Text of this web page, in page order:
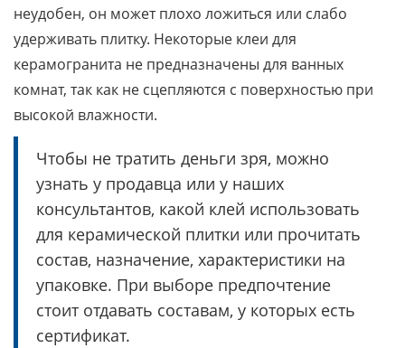
неудобен, он может плохо ложиться или слабо
удерживать плитку. Некоторые клеи для
керамогранита не предназначены для ванных
комнат, так как не сцепляются с поверхностью при
высокой влажности.
Чтобы не тратить деньги зря, можно
узнать у продавца или у наших
консультантов, какой клей использовать
для керамической плитки или прочитать
состав, назначение, характеристики на
упаковке. При выборе предпочтение
стоит отдавать составам, у которых есть
сертификат.